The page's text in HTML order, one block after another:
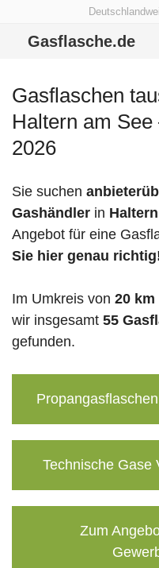
Gasflasche.de
Gasflaschen
Haltern am
2026
Sie suchen
Gashändler in
Angebot für eine
Sie hier genau
Im Umkreis von 20 km
wir insgesamt 55
gefunden.
Technische Gase
Zum